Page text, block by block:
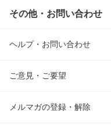
その他・お問い合わせ
ヘルプ・お問い合わせ
ご意見・ご要望
メルマガの登録・解除